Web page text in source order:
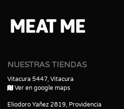
NUESTRAS TIENDAS
Vitacura 5447, Vitacura
Ver en google maps
Eliodoro Yañez 2819, Providencia